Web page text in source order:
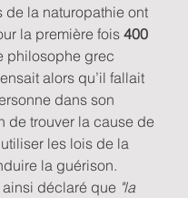
de la naturopathie ont
la première fois 400
philosophe grec
alors qu’il fallait
dans son
de trouver la cause de
les lois de la
la guérison.
déclaré que "la